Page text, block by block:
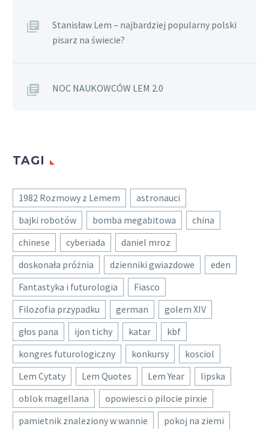
Stanisław Lem – najbardziej popularny polski
pisarz na świecie?
NOC NAUKOWCÓW LEM 2.0
TAGI
1982 Rozmowy z Lemem
astronauci
bajki robotów
bomba megabitowa
china
chinese
cyberiada
daniel mroz
doskonała próżnia
dzienniki gwiazdowe
eden
Fantastyka i futurologia
Fiasco
Filozofia przypadku
german
golem XIV
głos pana
ijon tichy katar
kbf
kongres futurologiczny
konkursy
kosciol
Lem Cytaty
Lem Quotes Lem Year
lipska
oblok magellana
opowiesci o pilocie pirxie
pamietnik znaleziony w wannie
pokoj na ziemi